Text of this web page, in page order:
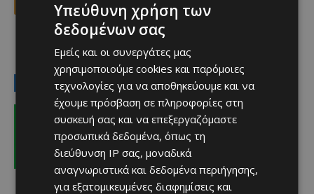
Top
LATEST NEWS
Αθλητικά
Παίζει με Ουνιόν Βερολίνου ο
Μπάντελι – Πόσο θα κάτσει ο Παζέ
Afentiko 08/08/2026
Υπεύθυνη χρήση των
δεδομένων σας
Εμείς και οι συνεργάτες μας
χρησιμοποιούμε cookies και παρόμοιες
τεχνολογίες για να αποθηκεύουμε και να
έχουμε πρόσβαση σε πληροφορίες στη
συσκευή σας και να επεξεργαζόμαστε
προσωπικά δεδομένα, όπως τη
διεύθυνση IP σας, μοναδικά
αναγνωριστικά και δεδομένα περιήγησης,
για εξατομικευμένες διαφημίσεις και